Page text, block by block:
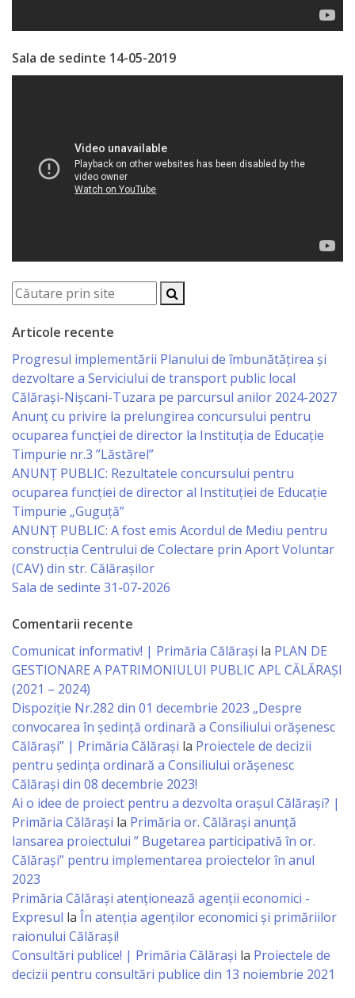
participare
Rezultatele
Achiziții
publice
Declarații
Taxe
și
impozite
Raport
de
transparență
Servicii
Transport
public
Serviciu
mediator
comunitar
Serviciu
de
protecție
a
drepturilor
copilului
Serviciu
Sala de sedinte 14-05-2019
Articole recente
Progresul implementării Planului de îmbunătățirea și
dezvoltare a Serviciului de transport public local
Călărași-Nișcani-Tuzara pe parcursul anilor 2024-2027
Anunț cu privire la prelungirea concursului pentru
ocuparea funcţiei de director la Instituția de Educație
Timpurie nr.3 ”Lăstărel”
ANUNȚ PUBLIC: Rezultatele concursului pentru
ocuparea funcției de director al Instituției de Educație
Timpurie „Guguță”
ANUNȚ PUBLIC: A fost emis Acordul de Mediu pentru
construcția Centrului de Colectare prin Aport Voluntar
(CAV) din str. Călărașilor
Sala de sedinte 31-07-2026
Comentarii recente
Comunicat informativ! | Primăria Călărași la PLAN DE
GESTIONARE A PATRIMONIULUI PUBLIC APL CĂLĂRAȘI
(2021 – 2024)
Dispoziție Nr.282 din 01 decembrie 2023 „Despre
convocarea în ședință ordinară a Consiliului orășenesc
Călărași” | Primăria Călărași la Proiectele de decizii
pentru ședința ordinară a Consiliului orășenesc
Călărași din 08 decembrie 2023!
Ai o idee de proiect pentru a dezvolta orașul Călărași? |
Primăria Călărași la Primăria or. Călărași anunță
lansarea proiectului ” Bugetarea participativă în or.
Călărași” pentru implementarea proiectelor în anul
2023
Primăria Călăraşi atenţionează agenţii economici -
Expresul la În atenția agenților economici și primăriilor
raionului Călărași!
Consultări publice! | Primăria Călărași la Proiectele de
decizii pentru consultări publice din 13 noiembrie 2021